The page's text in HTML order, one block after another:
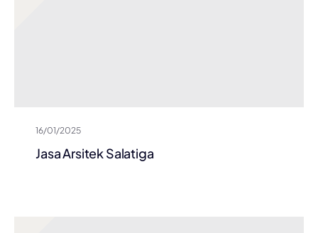
16/01/2025
Jasa Arsitek Salatiga